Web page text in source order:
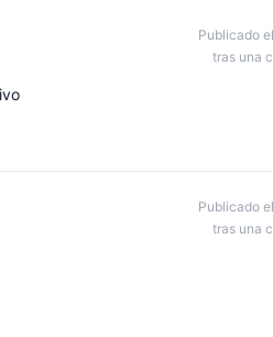
Publicado
tras una
Publicado
tras una